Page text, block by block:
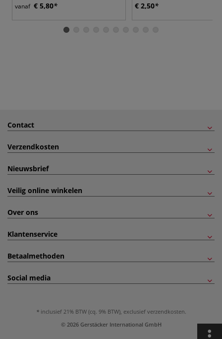
vanaf € 5,80 € 2,50
Contact
Verzendkosten
Nieuwsbrief
Veilig online winkelen
Over ons
Klantenservice
Betaalmethoden
Social media
inclusief 21% BTW (cq. 9% BTW), exclusief verzendkosten.
© 2026 Gerstäcker International GmbH